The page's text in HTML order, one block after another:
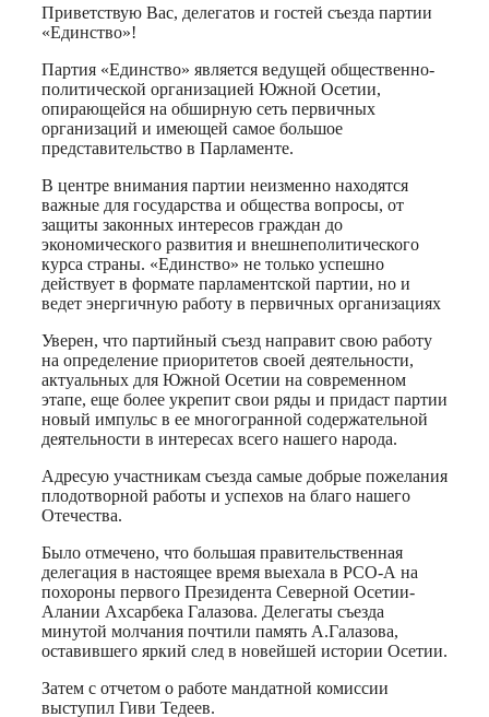
Приветствую Вас, делегатов и гостей съезда партии
«Единство»!
Партия «Единство» является ведущей общественно-
политической организацией Южной Осетии,
опирающейся на обширную сеть первичных
организаций и имеющей самое большое
представительство в Парламенте.
В центре внимания партии неизменно находятся
важные для государства и общества вопросы, от
защиты законных интересов граждан до
экономического развития и внешнеполитического
курса страны. «Единство» не только успешно
действует в формате парламентской партии, но и
ведет энергичную работу в первичных организациях
Уверен, что партийный съезд направит свою работу
на определение приоритетов своей деятельности,
актуальных для Южной Осетии на современном
этапе, еще более укрепит свои ряды и придаст партии
новый импульс в ее многогранной содержательной
деятельности в интересах всего нашего народа.
Адресую участникам съезда самые добрые пожелания
плодотворной работы и успехов на благо нашего
Отечества.
Было отмечено, что большая правительственная
делегация в настоящее время выехала в РСО-А на
похороны первого Президента Северной Осетии-
Алании Ахсарбека Галазова. Делегаты съезда
минутой молчания почтили память А.Галазова,
оставившего яркий след в новейшей истории Осетии.
Затем с отчетом о работе мандатной комиссии
выступил Гиви Тедеев.